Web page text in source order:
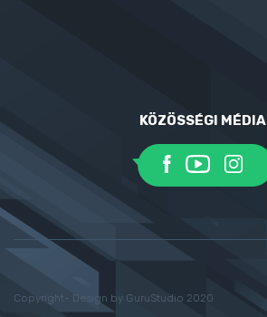
KÖZÖSSÉGI MÉDIA
Copyright- Design by GuruStudio 2020